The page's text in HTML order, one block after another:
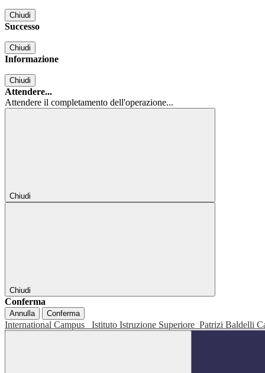
Chiudi
Successo
Chiudi
Informazione
Chiudi
Attendere...
Attendere il completamento dell'operazione...
Chiudi
Chiudi
Conferma
Annulla Conferma
International Campus Istituto Istruzione Superiore Patrizi Baldelli